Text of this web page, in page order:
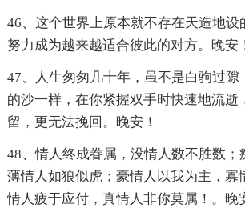
46、这个世界上原本就不存在天造地设
努力成为越来越适合彼此的对方。晚安
47、人生匆匆几十年，虽不是白驹过隙
的沙一样，在你紧握双手时快速地流逝
留，更无法挽回。晚安！
48、情人终成眷属，没情人数不胜数；
薄情人如狼似虎；豪情人以我为主，寡
情人疲于应付，真情人非你莫属！。晚